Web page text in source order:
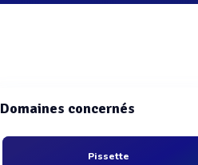
Domaines concernés
Pissette